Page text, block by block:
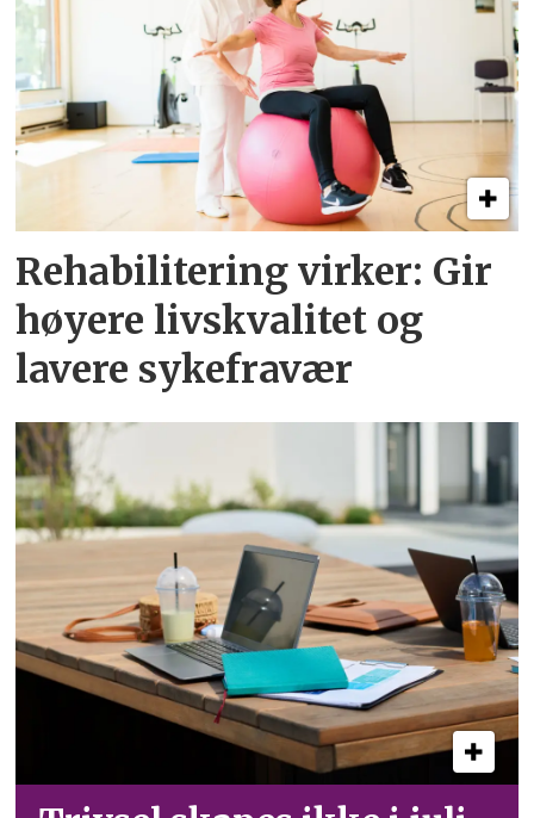
Rehabilitering virker: Gir
høyere livskvalitet og
lavere sykefravær